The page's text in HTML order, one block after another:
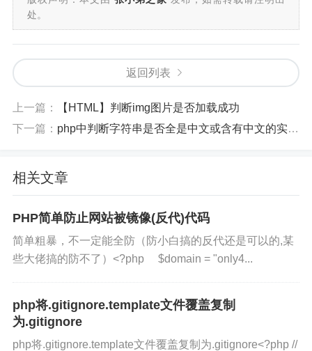
处。
返回列表
上一篇：
【HTML】判断img图片是否加载成功
下一篇： php中判断字符串是否全是中文或含有中文的实现代码
相关文章
PHP简单防止网站被镜像(反代)代码
简单粗暴，不一定能全防（防小白搞的反代还是可以的,某
些大佬搞的防不了）<?php $domain = "only4...
php将.gitignore.template文件覆盖复制
为.gitignore
php将.gitignore.template文件覆盖复制为.gitignore<?php //